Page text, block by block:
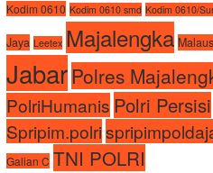
Kodim 0610 Kodim 0610 smd Kodim 0610/
Jaya Leetex Majalengka
Jabar Polres
PolriHumanis Polri Persisi
Spripim.polri
Galian C TNI POLRI